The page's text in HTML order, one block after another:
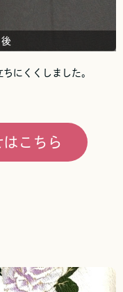
にくくしました。
こちら